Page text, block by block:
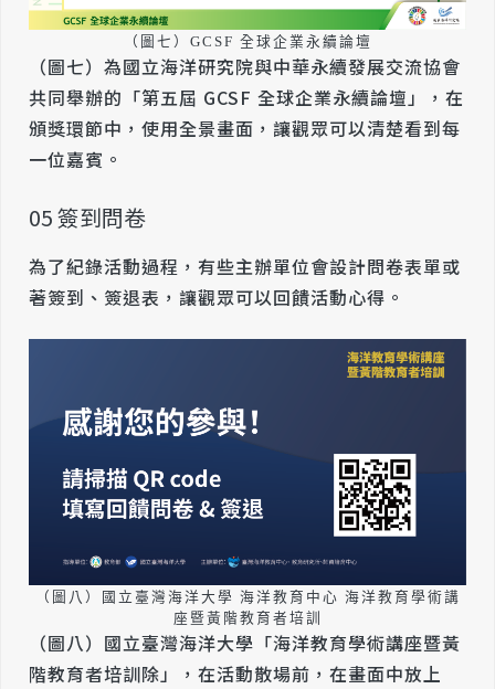
（圖七）GCSF 全球企業永續論壇
（圖七）為國立海洋研究院與中華永續發展交流協會
共同舉辦的「第五屆 GCSF 全球企業永續論壇」，在
頒獎環節中，使用全景畫面，讓觀眾可以清楚看到每
一位嘉賓。
05 簽到問卷
為了紀錄活動過程，有些主辦單位會設計問卷表單或
著簽到、簽退表，讓觀眾可以回饋活動心得。
（圖八）國立臺灣海洋大學 海洋教育中心 海洋教育學術講
座暨黃階教育者培訓
（圖八）國立臺灣海洋大學「海洋教育學術講座暨黃
階教育者培訓除」，在活動散場前，在畫面中放上